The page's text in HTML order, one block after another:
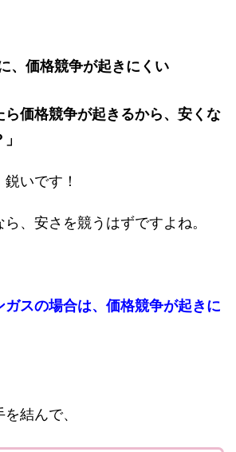
、価格競争が起きにくい
ら価格競争が起きるから、安くな
いです！
、安さを競うはずですよね。
ガスの場合は、価格競争が起きに
結んで、